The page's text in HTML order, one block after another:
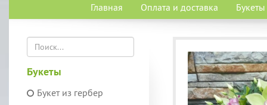
Главная Оплата и доставка Букеты
Букеты
Букет из гербер